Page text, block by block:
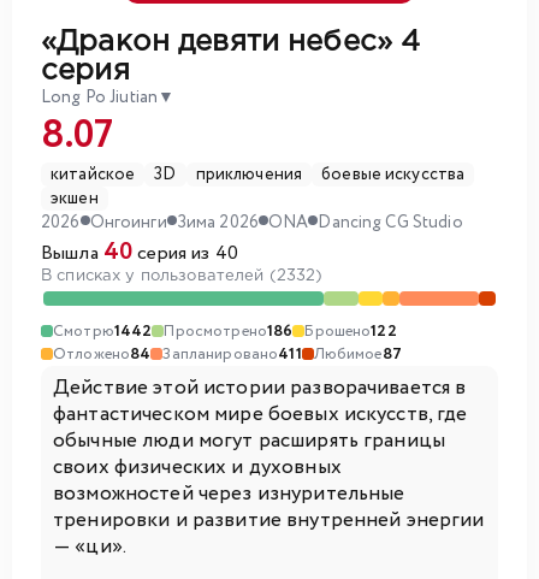
«Дракон девяти небес»4
серия
Long Po Jiutian ▼
8.07
китайское 3D приключения
боевые искусства
экшен
2026 Онгоинги Зима 2026 ONA Dancing CG Studio
Вышла 40серия из 40
В списках у пользователей (2332)
Смотрю1442 Просмотрено186 Брошено122
Отложено84 Запланировано411 Любимое87
Действие этой истории разворачивается в
фантастическом мире боевых искусств, где
обычные люди могут расширять границы
своих физических и духовных
возможностей через изнурительные
тренировки и развитие внутренней энергии
— «ци».